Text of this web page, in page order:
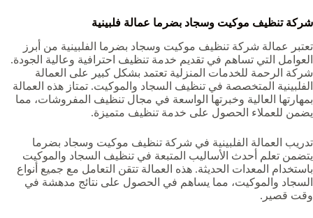
شركة تنظيف موكيت وسجاد بضرما‏‏‏‏ عمالة فلبينية
تعتبر عمالة شركة تنظيف موكيت وسجاد بضرما‏‏‏ الفلبينية من أبرز
العوامل التي تساهم في تقديم خدمة تنظيف احترافية وعالية الجودة.
شركة الرحمة للخدمات المنزلية تعتمد بشكل كبير على العمالة
الفلبينية المتخصصة في تنظيف السجاد والموكيت. تمتاز هذه العمالة
بمهارتها العالية وخبرتها الواسعة في مجال تنظيف المفروشات، مما
يضمن للعملاء الحصول على خدمة تنظيف متميزة.
تدريب العمالة الفلبينية في شركة تنظيف موكيت وسجاد بضرما‏‏‏
يتضمن تعلم أحدث الأساليب المتبعة في تنظيف السجاد والموكيت
باستخدام المعدات الحديثة. هذه العمالة تتقن التعامل مع جميع أنواع
السجاد والموكيت، مما يساهم في الحصول على نتائج مدهشة في
وقت قصير.